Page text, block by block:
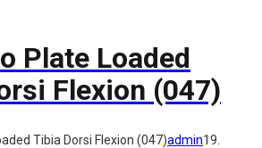
Plate Loaded
Flexion (047)
Tibia Dorsi Flexion (047)admin19.